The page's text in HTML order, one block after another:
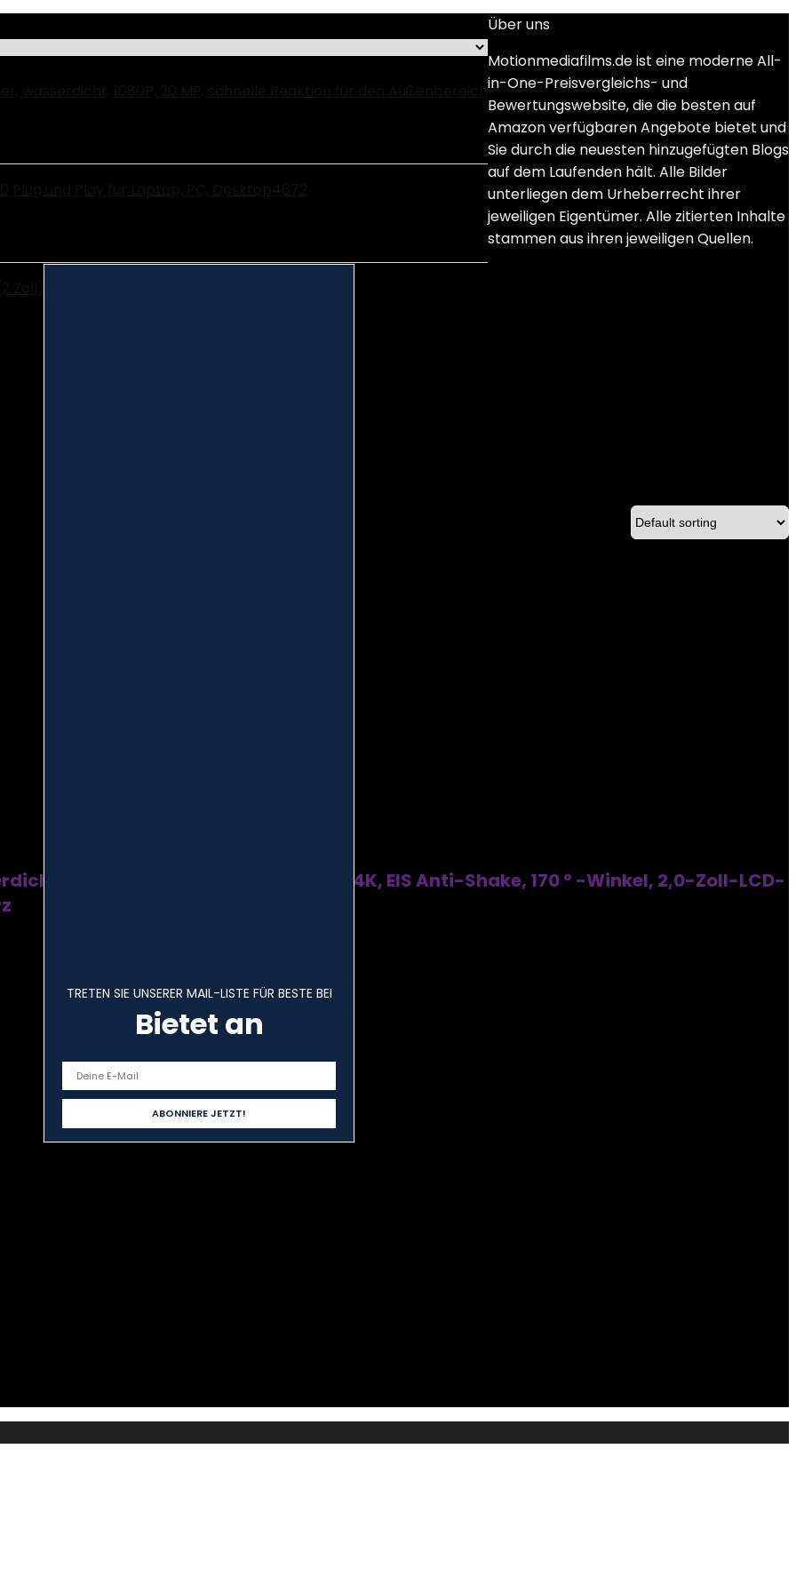
Digitale Action-Kamera (True 4K, EIS Anti-Shake, 170 ° -Winkel, 2,0-Zoll-LCD-
Über uns
Motionmediafilms.de ist eine moderne All-
in-One-Preisvergleichs- und
Bewertungswebsite, die die besten auf
Amazon verfügbaren Angebote bietet und
Sie durch die neuesten hinzugefügten Blogs
auf dem Laufenden hält. Alle Bilder
unterliegen dem Urheberrecht ihrer
jeweiligen Eigentümer. Alle zitierten Inhalte
stammen aus ihren jeweiligen Quellen.
TRETEN SIE UNSERER MAIL-LISTE FÜR BESTE BEI
Bietet an